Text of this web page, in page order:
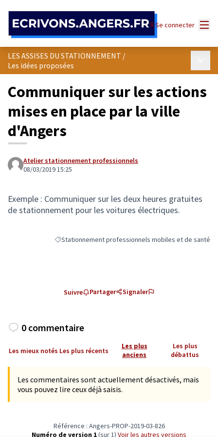
Se connecter
LES ASSISES DU STATIONNEMENT /
Les idées proposées
Communiquer sur les actions
mises en place par la ville
d'Angers
Atelier stationnement professionnels
08/03/2019 15:25
Exemple : Communiquer sur les deux heures gratuites
de stationnement pour les voitures électriques.
Filtrer les résultats de la catégorie : Stationnement
Stationnement professionnels mobiles et de santé
Suivre Partager Signaler
0 commentaire
Les mieux notés Les plus récents
Les plus
anciens
Les plus
débattus
Les commentaires sont actuellement désactivés, mais
vous pouvez lire ceux déjà saisis.
Référence : Angers-PROP-2019-03-826
Numéro de version 1(sur 1) voir les autres versions